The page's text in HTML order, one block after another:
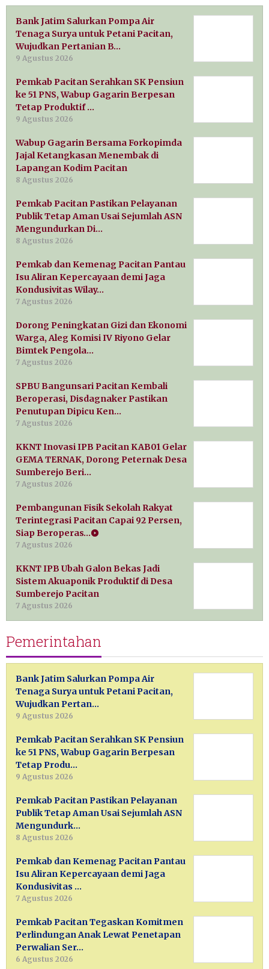
Bank Jatim Salurkan Pompa Air
Tenaga Surya untuk Petani Pacitan,
Wujudkan Pertanian B…
9 Agustus 2026
Pemkab Pacitan Serahkan SK Pensiun
ke 51 PNS, Wabup Gagarin Berpesan
Tetap Produktif …
9 Agustus 2026
Wabup Gagarin Bersama Forkopimda
Jajal Ketangkasan Menembak di
Lapangan Kodim Pacitan
8 Agustus 2026
Pemkab Pacitan Pastikan Pelayanan
Publik Tetap Aman Usai Sejumlah ASN
Mengundurkan Di…
8 Agustus 2026
Pemkab dan Kemenag Pacitan Pantau
Isu Aliran Kepercayaan demi Jaga
Kondusivitas Wilay…
7 Agustus 2026
Dorong Peningkatan Gizi dan Ekonomi
Warga, Aleg Komisi IV Riyono Gelar
Bimtek Pengola…
7 Agustus 2026
SPBU Bangunsari Pacitan Kembali
Beroperasi, Disdagnaker Pastikan
Penutupan Dipicu Ken…
7 Agustus 2026
KKNT Inovasi IPB Pacitan KAB01 Gelar
GEMA TERNAK, Dorong Peternak Desa
Sumberejo Beri…
7 Agustus 2026
Pembangunan Fisik Sekolah Rakyat
Terintegrasi Pacitan Capai 92 Persen,
Siap Beroperas…
7 Agustus 2026
KKNT IPB Ubah Galon Bekas Jadi
Sistem Akuaponik Produktif di Desa
Sumberejo Pacitan
7 Agustus 2026
Pemerintahan
Bank Jatim Salurkan Pompa Air
Tenaga Surya untuk Petani Pacitan,
Wujudkan Pertan…
9 Agustus 2026
Pemkab Pacitan Serahkan SK Pensiun
ke 51 PNS, Wabup Gagarin Berpesan
Tetap Produ…
9 Agustus 2026
Pemkab Pacitan Pastikan Pelayanan
Publik Tetap Aman Usai Sejumlah ASN
Mengundurk…
8 Agustus 2026
Pemkab dan Kemenag Pacitan Pantau
Isu Aliran Kepercayaan demi Jaga
Kondusivitas …
7 Agustus 2026
Pemkab Pacitan Tegaskan Komitmen
Perlindungan Anak Lewat Penetapan
Perwalian Ser…
6 Agustus 2026